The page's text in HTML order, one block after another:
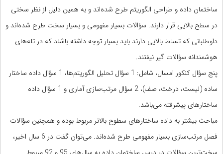
ساختمان داده و طراحی الگوریتم طرح شده‌اند و به همین دلیل از نظر سختی
در سطح بالایی قرار دارند. سؤالات بسیار مفهومی و بسیار سخت طرح شده‌اند و
داوطلبانی که تسلط بالایی دارند باید بسیار توجه داشته باشند که در تله‌های
هوشمندانه سؤالات گیر نیفتند.
پنج سؤال کنکور امسال، شامل: 1 سؤال تحلیل الگوریتم‌ها، 1 سؤال داده ساختار
ساده (لیست، درخت، صف)، 2 سؤال مرتب‌سازی آماری و 1 سؤال داده
ساختارهای پیشرفته می‌باشد.
مباحث بیشتر به داده ساختارهای سطوح بالاتر مربوط بوده و همچنین سؤالات
فصل مرتب‌سازی بسیار مفهومی طرح شده‌اند. می‌توان گفت در 6 سال اخیر،